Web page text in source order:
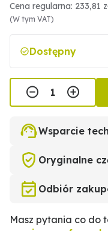
Cena regularna: 233,81
(W tym VAT)
Dostępny
Wsparcie
Oryginalne
Odbiór
Masz pytania co do